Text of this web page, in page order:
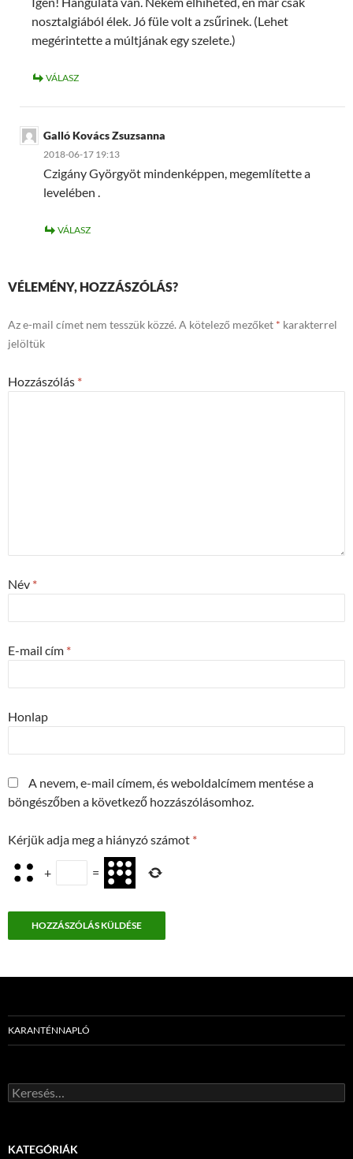
nosztalgiából élek. Jó füle volt a zsűrinek. (Lehet
megérintette a múltjának egy szelete.)
VÁLASZ
Galló Kovács Zsuzsanna
2018-06-17 19:13
Czigány Györgyöt mindenképpen, megemlítette a
levelében .
VÁLASZ
VÉLEMÉNY, HOZZÁSZÓLÁS?
Az e-mail címet nem tesszük közzé. A kötelező mezőket * karakterrel
jelöltük
Hozzászólás *
Név *
E-mail cím *
Honlap
A nevem, e-mail címem, és weboldalcímem mentése a
böngészőben a következő hozzászólásomhoz.
Kérjük adja meg a hiányzó számot *
+ =
KARANTÉNNAPLÓ
Keresés:
KATEGÓRIÁK